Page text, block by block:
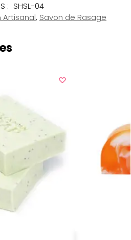
: SHSL-04
Artisanal, Savon de Rasage